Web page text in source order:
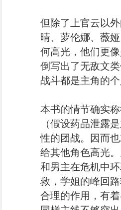
但除了上官云以
晴、萝伦娜、薇
何高光，他们更
倒写出了无敌文
战斗都是主角的个
本书的情节确实
（假设药品泄露
性的团战。因而
给其他角色高光
和男主在危机中
救，学姐的峰回
合理的作用，有